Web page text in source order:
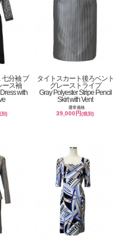
七分袖 ブ
ース袖
with
別)
タイトスカート後ろベント
グレーストライプ
Gray Polyester Stripe Pencil
Skirt with Vent
通常価格
39,000円(税別)